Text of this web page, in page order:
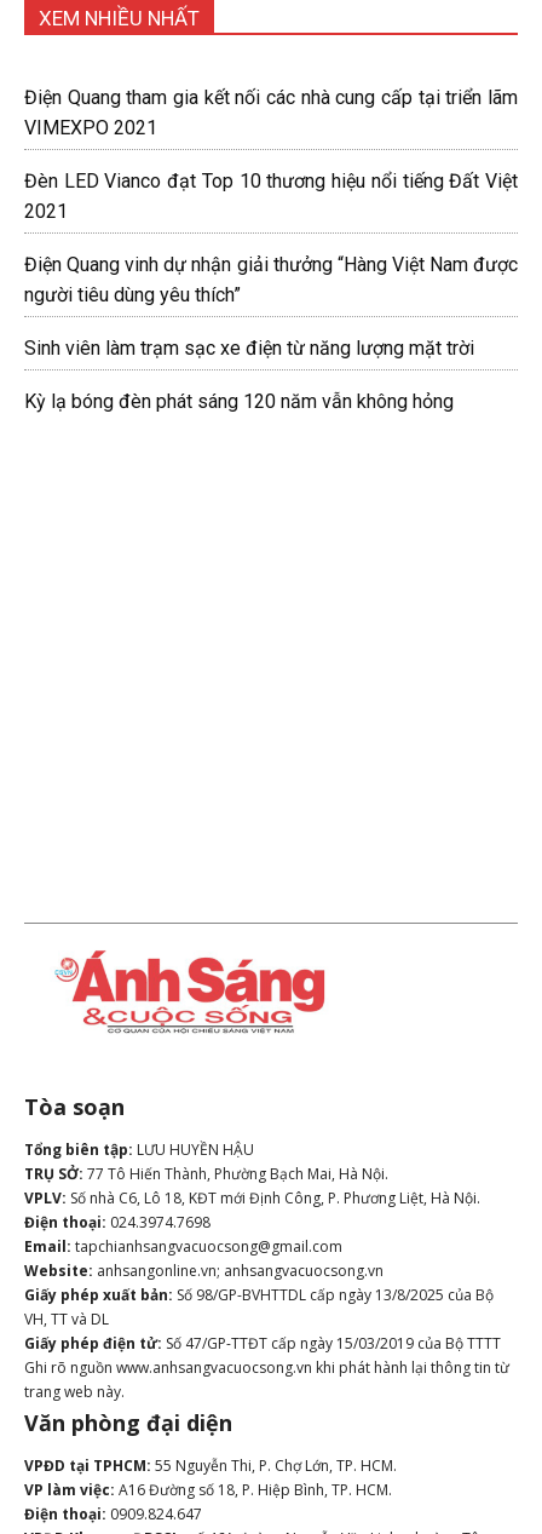
XEM NHIỀU NHẤT
Điện Quang tham gia kết nối các nhà cung cấp tại triển lãm
VIMEXPO 2021
Đèn LED Vianco đạt Top 10 thương hiệu nổi tiếng Đất Việt
2021
Điện Quang vinh dự nhận giải thưởng “Hàng Việt Nam được
người tiêu dùng yêu thích”
Sinh viên làm trạm sạc xe điện từ năng lượng mặt trời
Kỳ lạ bóng đèn phát sáng 120 năm vẫn không hỏng
Tòa soạn
Tổng biên tập: LƯU HUYỀN HẬU
TRỤ SỞ: 77 Tô Hiến Thành, Phường Bạch Mai, Hà Nội.
VPLV: Số nhà C6, Lô 18, KĐT mới Định Công, P. Phương Liệt, Hà Nội.
Điện thoại: 024.3974.7698
Email: tapchianhsangvacuocsong@gmail.com
Website: anhsangonline.vn; anhsangvacuocsong.vn
Giấy phép xuất bản: Số 98/GP-BVHTTDL cấp ngày 13/8/2025 của Bộ
VH, TT và DL
Giấy phép điện tử: Số 47/GP-TTĐT cấp ngày 15/03/2019 của Bộ TTTT
Ghi rõ nguồn www.anhsangvacuocsong.vn khi phát hành lại thông tin từ
trang web này.
Văn phòng đại diện
VPĐD tại TPHCM: 55 Nguyễn Thi, P. Chợ Lớn, TP. HCM.
VP làm việc: A16 Đường số 18, P. Hiệp Bình, TP. HCM.
Điện thoại: 0909.824.647